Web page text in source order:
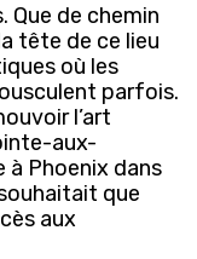
Que de chemin
tête de ce lieu
où les
parfois.
l’art
aux-
à Phoenix dans
que
aux